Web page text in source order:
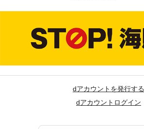
dアカウントを発行する
dアカウントログイン